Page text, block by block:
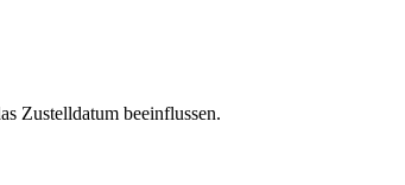
Zustelldatum beeinflussen.